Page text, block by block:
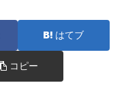
はてブ
コピー